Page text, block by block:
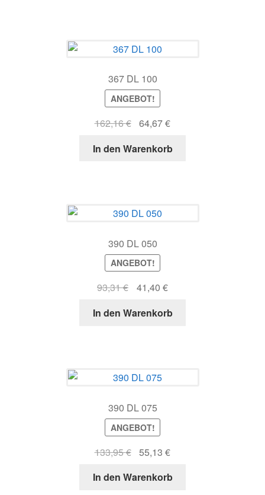
367 DL 100
ANGEBOT!
162,16€ Ursprünglicher
war:
64,67€Aktueller
ist:
In den Warenkorb
390 DL 050
ANGEBOT!
93,31€
Ursprünglicher
war:
41,40 €Aktueller
ist:
In den Warenkorb
390 DL 075
ANGEBOT!
133,95€ Ursprünglicher
war:
55,13€Aktueller
ist:
In den Warenkorb